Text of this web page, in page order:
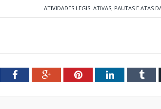
ATIVIDADES LEGISLATIVAS, PAUTAS E ATAS
FacebookGoogle+PinterestLinkedIn